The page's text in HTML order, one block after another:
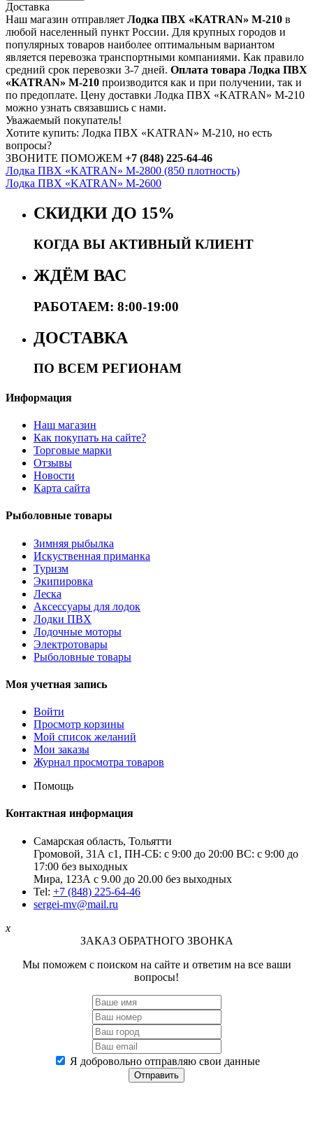
Доставка
Наш магазин отправляет Лодка ПВХ «KATRAN» M-210 в
любой населенный пункт России. Для крупных городов и
популярных товаров наиболее оптимальным вариантом
является перевозка транспортными компаниями. Как правило
средний срок перевозки 3-7 дней. Оплата товара Лодка ПВХ
«KATRAN» M-210 производится как и при получении, так и
по предоплате. Цену доставки Лодка ПВХ «KATRAN» M-210
можно узнать связавшись с нами.
Уважаемый покупатель!
Хотите купить: Лодка ПВХ «KATRAN» M-210, но есть
вопросы?
ЗВОНИТЕ ПОМОЖЕМ +7 (848) 225-64-46
Лодка ПВХ «KATRAN» M-2800 (850 плотность)
Лодка ПВХ «KATRAN» M-2600
СКИДКИ ДО 15%
КОГДА ВЫ АКТИВНЫЙ КЛИЕНТ
ЖДЁМ ВАС
РАБОТАЕМ: 8:00-19:00
ДОСТАВКА
ПО ВСЕМ РЕГИОНАМ
Информация
Наш магазин
Как покупать на сайте?
Торговые марки
Отзывы
Новости
Карта сайта
Рыболовные товары
Зимняя рыбылка
Искуственная приманка
Туризм
Экипировка
Леска
Аксессуары для лодок
Лодки ПВХ
Лодочные моторы
Электротовары
Рыболовные товары
Моя учетная запись
Войти
Просмотр корзины
Мой список желаний
Мои заказы
Журнал просмотра товаров
Помощь
Контактная информация
Самарская область, Тольятти
Громовой, 31А с1, ПН-СБ: с 9:00 до 20:00 ВС: с 9:00 до
17:00 без выходных
Мира, 123А с 9.00 до 20.00 без выходных
Tel: +7 (848) 225-64-46
sergei-mv@mail.ru
x
ЗАКАЗ ОБРАТНОГО ЗВОНКА
Мы поможем с поиском на сайте и ответим на все ваши
вопросы!
Я добровольно отправляю свои данные
Отправить